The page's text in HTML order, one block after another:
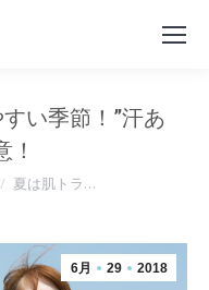
い季節！”汗あ
！
夏は肌トラ…
6月 29 2018